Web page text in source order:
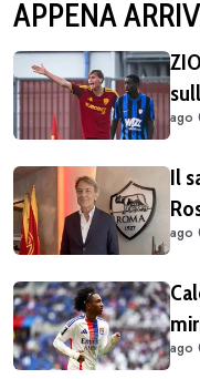
APPENA
ago
Il
di
ago
ago